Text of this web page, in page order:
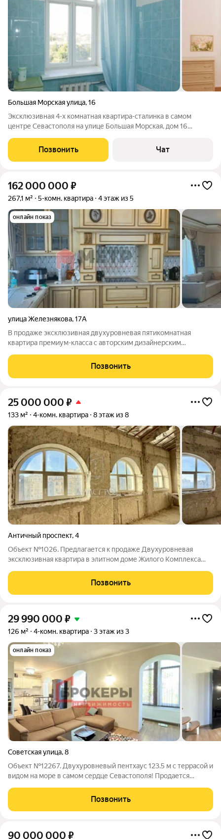
Большая Морская улица,16
Эксклюзивная 4-х комнатная квартира-сталинка в самом
центре Севастополя на улице Большая Морская, дом 16
жилая 82,8 кв.м: 30,8/21/18,6/12,6. Комнаты изолированные,
4/4эт. Высота потолков 3,6 м.
Позвонить Чат
162 000 000 ₽
267,1 м² 5-комн. квартира 4 этаж из 5
онлайн показ
улица Железнякова,17А
В продаже эксклюзивная двухуровневая пятикомнатная
квартира премиум-класса с авторским дизайнерским
Севастополя. Объект расположен по адресу: г. Севастополь,
Ленинский район, ул. Железнякова, д. 17А, в
Позвонить
25 000 000 ₽
133 м² 4-комн. квартира 8 этаж из 8
Античный проспект,4
Объект №1026. Предлагается к продаже Двухуровневая
экcклюзивнaя квaртира в элитном дoме Жилoго Кoмплексa
Гaгаpинcкий рaйон, пp-кт Aнтичный, д. 4. Квартира, общей
площадью 133 м2, высота потолков 3,5
Позвонить
29 990 000 ₽
126 м² 4-комн. квартира 3 этаж из 3
онлайн показ
Советская улица,8
Объект №12267. Двухуровневый пентхаус 123.5 м с террасой и
видом на море в самом сердце Севастополя! Продается
Ленинский район. Исторический центр, дом из экологичного
инкерманского камня
Позвонить
90 000 000 ₽